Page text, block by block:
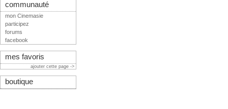
communauté
mon Cinemasie
participez
forums
facebook
mes favoris
ajouter cette page ->
boutique